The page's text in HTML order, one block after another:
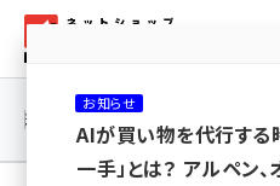
ン
ネットショ
連載・特集 |
お知らせ
AIが買い物を代行する
一手」とは？ アルペン